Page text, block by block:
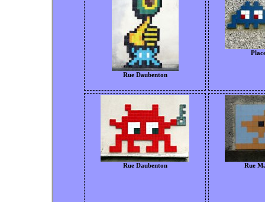
Rue Daubenton
Rue Daubenton Rue